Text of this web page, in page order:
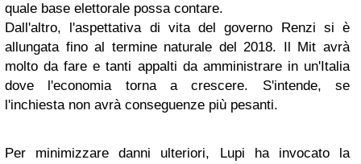
quale base elettorale possa contare.
Dall'altro, l'aspettativa di vita del governo Renzi si è
allungata fino al termine naturale del 2018. Il Mit avrà
molto da fare e tanti appalti da amministrare in un'Italia
dove l'economia torna a crescere. S'intende, se
l'inchiesta non avrà conseguenze più pesanti.
Per minimizzare danni ulteriori, Lupi ha invocato la